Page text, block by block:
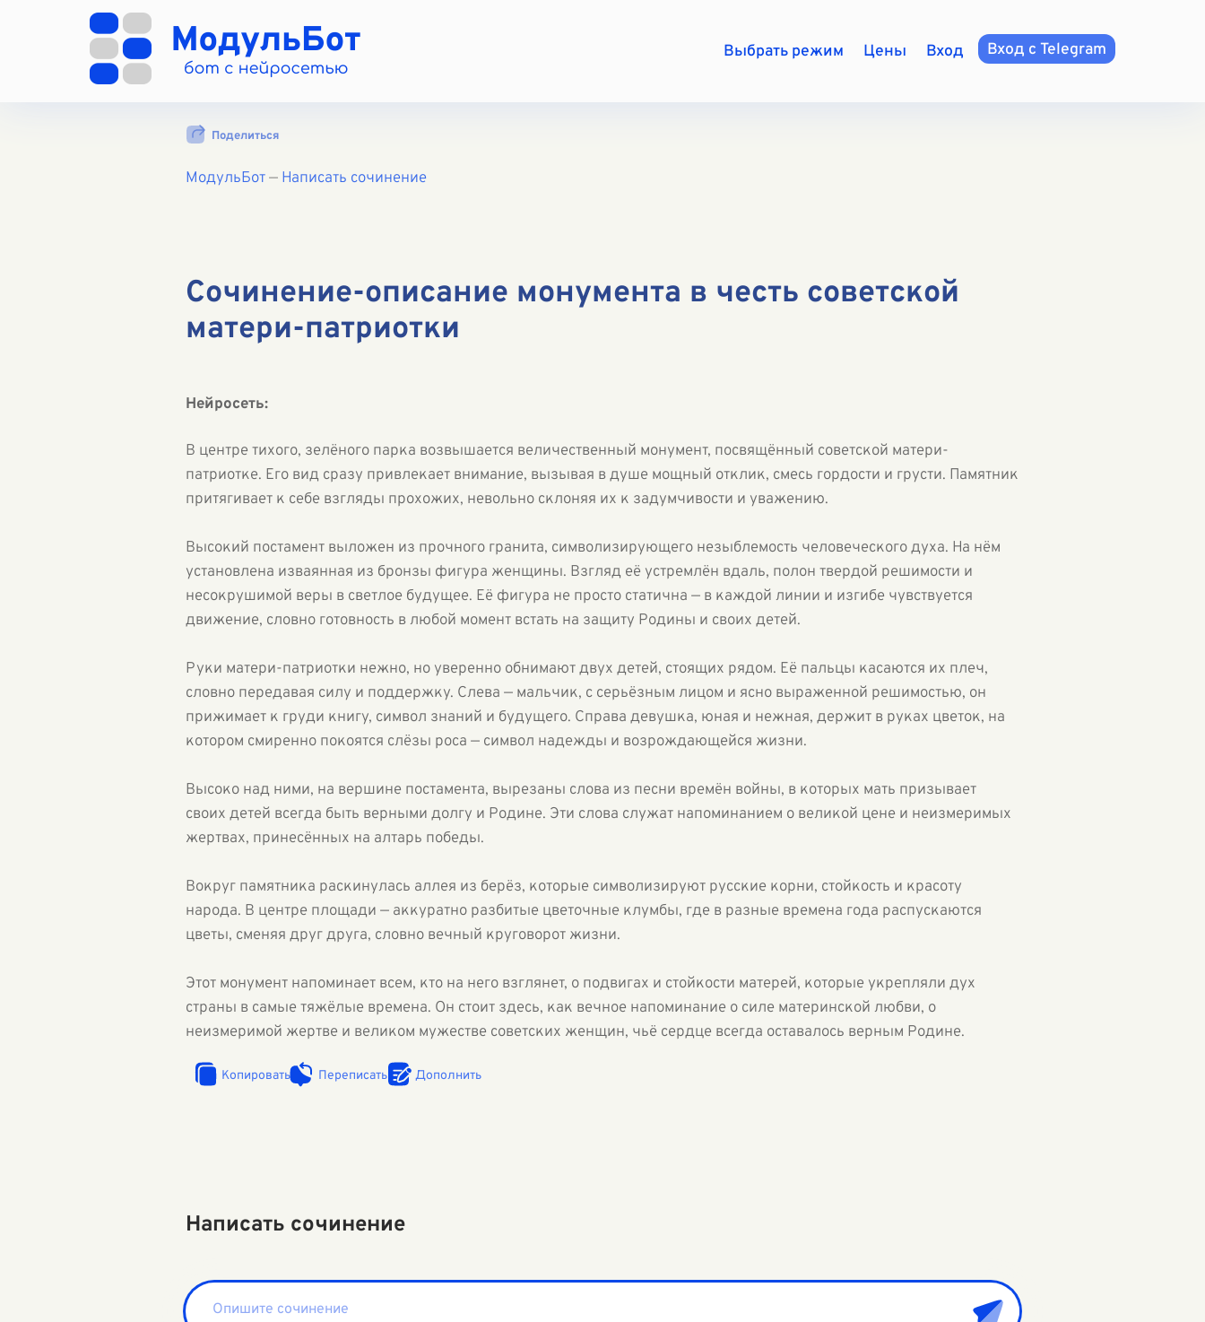
Выбрать режим Цены Вход Вход с Telegram
Поделиться
МодульБот— Написать сочинение
Сочинение-описание монумента в честь советской
матери-патриотки
Нейросеть:
В центре тихого, зелёного парка возвышается величественный монумент, посвящённый советской матери-
патриотке. Его вид сразу привлекает внимание, вызывая в душе мощный отклик, смесь гордости и грусти. Памятник
притягивает к себе взгляды прохожих, невольно склоняя их к задумчивости и уважению.
Высокий постамент выложен из прочного гранита, символизирующего незыблемость человеческого духа. На нём
установлена изваянная из бронзы фигура женщины. Взгляд её устремлён вдаль, полон твердой решимости и
несокрушимой веры в светлое будущее. Её фигура не просто статична — в каждой линии и изгибе чувствуется
движение, словно готовность в любой момент встать на защиту Родины и своих детей.
Руки матери-патриотки нежно, но уверенно обнимают двух детей, стоящих рядом. Её пальцы касаются их плеч,
словно передавая силу и поддержку. Слева — мальчик, с серьёзным лицом и ясно выраженной решимостью, он
прижимает к груди книгу, символ знаний и будущего. Справа девушка, юная и нежная, держит в руках цветок, на
котором смиренно покоятся слёзы роса — символ надежды и возрождающейся жизни.
Высоко над ними, на вершине постамента, вырезаны слова из песни времён войны, в которых мать призывает
своих детей всегда быть верными долгу и Родине. Эти слова служат напоминанием о великой цене и неизмеримых
жертвах, принесённых на алтарь победы.
Вокруг памятника раскинулась аллея из берёз, которые символизируют русские корни, стойкость и красоту
народа. В центре площади — аккуратно разбитые цветочные клумбы, где в разные времена года распускаются
цветы, сменяя друг друга, словно вечный круговорот жизни.
Этот монумент напоминает всем, кто на него взглянет, о подвигах и стойкости матерей, которые укрепляли дух
страны в самые тяжёлые времена. Он стоит здесь, как вечное напоминание о силе материнской любви, о
неизмеримой жертве и великом мужестве советских женщин, чьё сердце всегда оставалось верным Родине.
Копировать Переписать Дополнить
Написать сочинение